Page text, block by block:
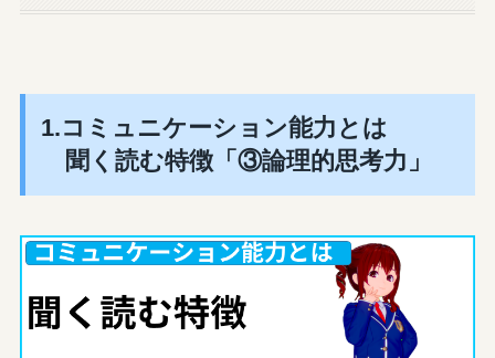
1.コミュニケーション能力とは
聞く読む特徴「③論理的思考力」